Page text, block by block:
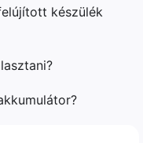
készülék